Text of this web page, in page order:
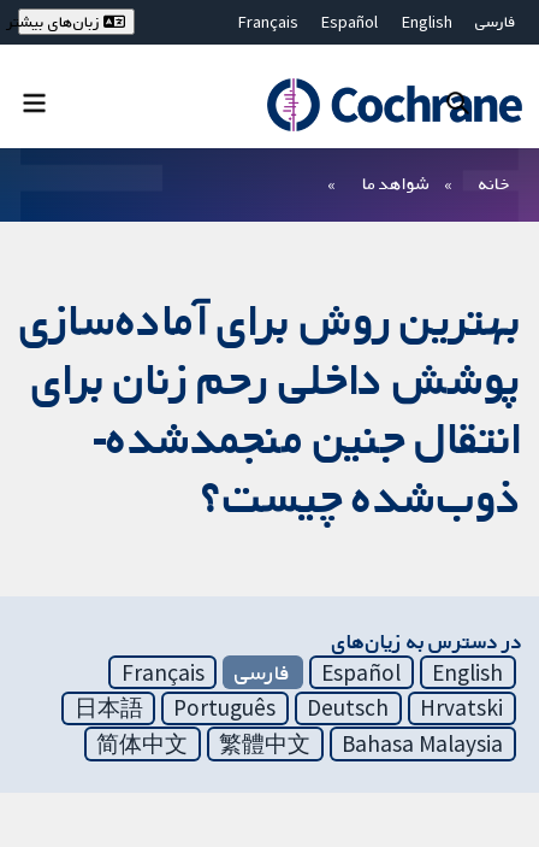
فارسی English
Español
Français
Bahasa Malaysia
ไทย
繁體中文
زبان‌های بیشتر
خانه شواهد ما
بهترین روش برای آماده‌سازی
پوشش داخلی رحم زنان برای
انتقال جنین منجمدشده-
ذوب‌شده چیست؟
در دسترس به زیان‌های
English
Español فارسی
Français
Hrvatski
Deutsch
Português
日本語
Bahasa Malaysia
繁體中文
简体中文